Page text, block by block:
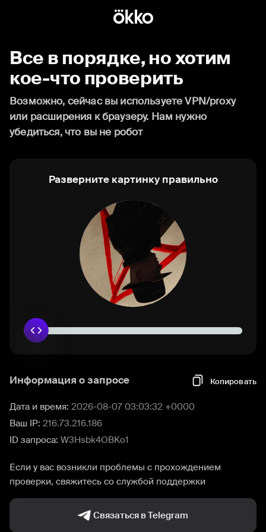
Все в порядке, но хотим
кое-что проверить
Возможно, сейчас вы используете VPN/proxy
или расширения к браузеру. Нам нужно
убедиться, что вы не робот
Разверните картинку правильно
Информация о запросе Копировать
Дата и время: 2026-08-07 03:03:32 +0000
Ваш IP: 216.73.216.186
ID запроса: W3Hsbk4OBKo1
Если у вас возникли проблемы с прохождением
проверки, свяжитесь со службой поддержки
Связаться в Telegram